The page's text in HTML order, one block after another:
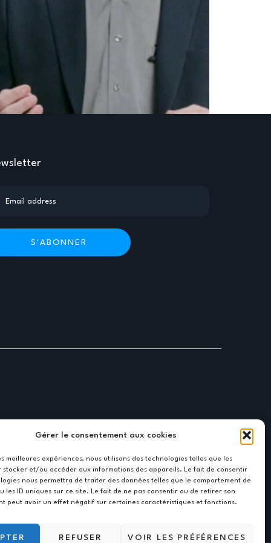
Gérer le consentement aux cookies
meilleures expériences, nous utilisons des technologies telles que les
stocker et/ou accéder aux informations des appareils. Le fait de consentir
nous permettra de traiter des données telles que le comportement de
les ID uniques sur ce site. Le fait de ne pas consentir ou de retirer son
peut avoir un effet négatif sur certaines caractéristiques et fonctions.
REFUSER VOIR LES PRÉFÉRENCES